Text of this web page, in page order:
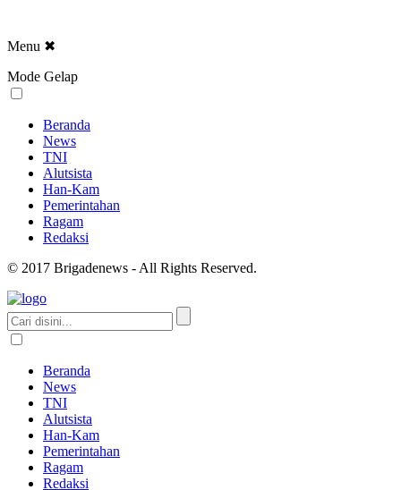
Menu ✖
Mode Gelap
Beranda
News
TNI
Alutsista
Han-Kam
Pemerintahan
Ragam
Redaksi
© 2017 Brigadenews - All Rights Reserved.
Beranda
News
TNI
Alutsista
Han-Kam
Pemerintahan
Ragam
Redaksi